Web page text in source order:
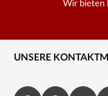
Wir bieten
UNSERE